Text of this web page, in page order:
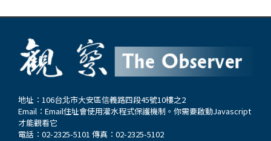
地址：106台北市大安區信義路四段45號10樓之2
Email： Email住址會使用灌水程式保護機制。你需要啟動Javascript
才能觀看它
電話：02-2325-5101 傳真：02-2325-5102